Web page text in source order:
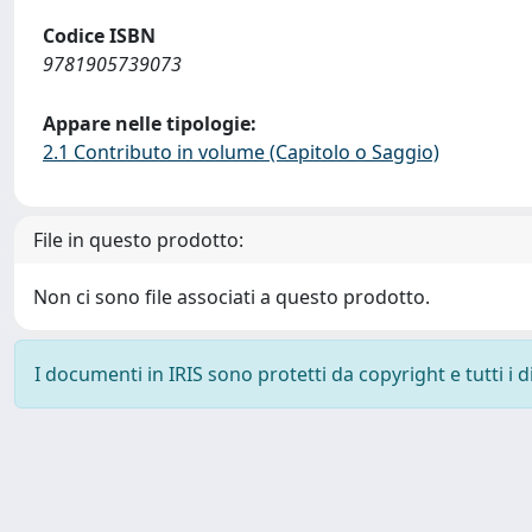
Codice ISBN
9781905739073
Appare nelle tipologie:
2.1 Contributo in volume (Capitolo o Saggio)
File in questo prodotto:
Non ci sono file associati a questo prodotto.
I documenti in IRIS sono protetti da copyright e tutti i